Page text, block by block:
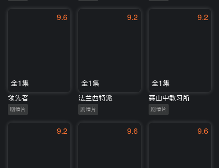
9.6
全1集
领先者
剧情片
9.2
全1集
法兰西特派
剧情片
9.2
全1集
森山中教习所
剧情片
9.2 9.6 9.6